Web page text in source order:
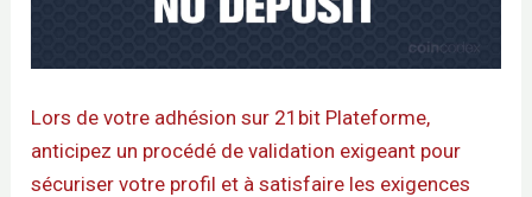
Lors de votre adhésion sur 21bit Plateforme,
anticipez un procédé de validation exigeant pour
sécuriser votre profil et à satisfaire les exigences